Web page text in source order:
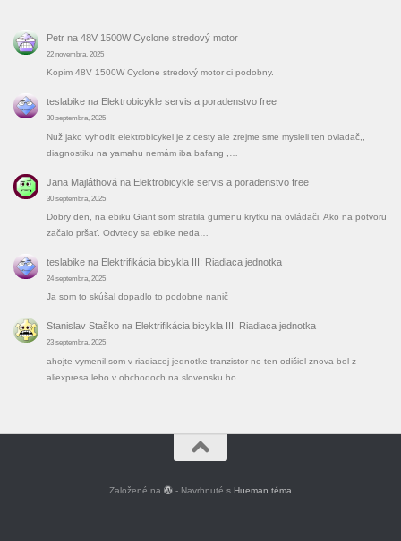
Petrna 48V 1500W Cyclone stredový motor
22 novembra, 2025
Kopim 48V 1500W Cyclone stredový motor ci podobny.
teslabikena Elektrobicykle servis a poradenstvo free
30 septembra, 2025
Nuž jako vyhodiť elektrobicykel je z cesty ale zrejme sme mysleli ten ovladač,,
diagnostiku na yamahu nemám iba bafang ,…
Jana Majláthována Elektrobicykle servis a poradenstvo free
30 septembra, 2025
Dobry den, na ebiku Giant som stratila gumenu krytku na ovládači. Ako na potvoru
začalo pršať. Odvtedy sa ebike neda…
teslabikena Elektrifikácia bicykla III: Riadiaca jednotka
24 septembra, 2025
Ja som to skúšal dopadlo to podobne nanič
Stanislav Staškona Elektrifikácia bicykla III: Riadiaca jednotka
23 septembra, 2025
ahojte vymenil som v riadiacej jednotke tranzistor no ten odišiel znova bol z
aliexpresa lebo v obchodoch na slovensku ho…
Založené na - Navrhnuté s Hueman téma